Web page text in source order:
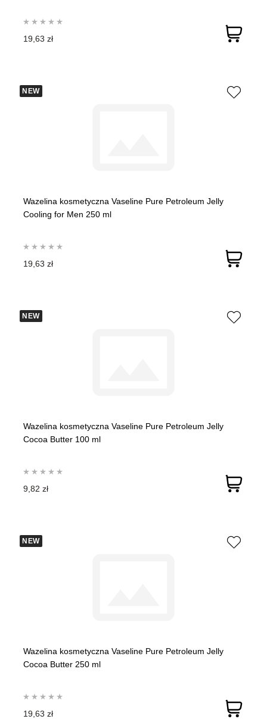
19,63 zł
NEW
Wazelina kosmetyczna Vaseline Pure Petroleum Jelly
Cooling for Men 250 ml
19,63 zł
NEW
Wazelina kosmetyczna Vaseline Pure Petroleum Jelly
Cocoa Butter 100 ml
9,82 zł
NEW
Wazelina kosmetyczna Vaseline Pure Petroleum Jelly
Cocoa Butter 250 ml
19,63 zł